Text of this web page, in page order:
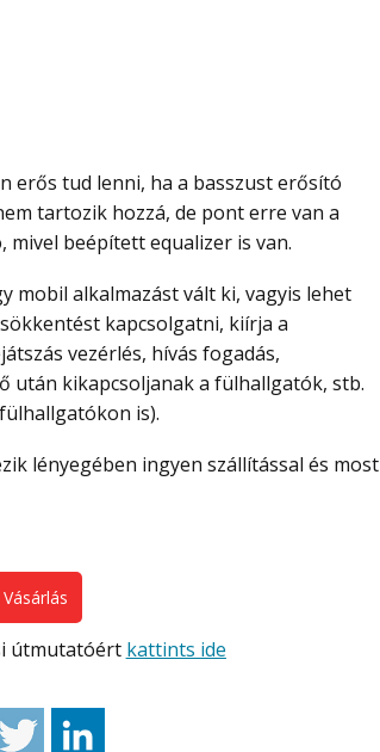
tartozik hozzá, de pont erre van a
mivel beépített equalizer is van.
kapcsolgatni, kiírja a
vezérlés, hívás fogadás,
után kikapcsoljanak a fülhallgatók, stb.
is).
lényegében ingyen szállítással és most
Vásárlás
útmutatóért kattints ide